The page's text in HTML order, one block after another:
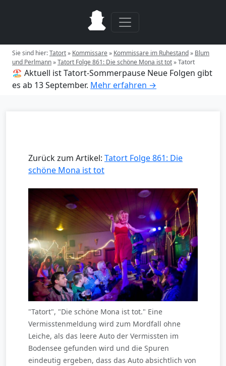
Sie sind hier:Tatort» Kommissare» Kommissare im Ruhestand» Blum
und Perlmann»Tatort Folge 861: Die schöne Mona ist tot»Tatort
🏖️ Aktuell ist Tatort-Sommerpause Neue Folgen gibt
es ab 13 September. Mehr erfahren →
Zurück zum Artikel: Tatort Folge 861: Die
schöne Mona ist tot
"Tatort", "Die schöne Mona ist tot." Eine
Vermisstenmeldung wird zum Mordfall ohne
Leiche, als das leere Auto der Vermissten im
Bodensee gefunden wird und die Spuren
eindeutig ergeben, dass das Auto absichtlich von